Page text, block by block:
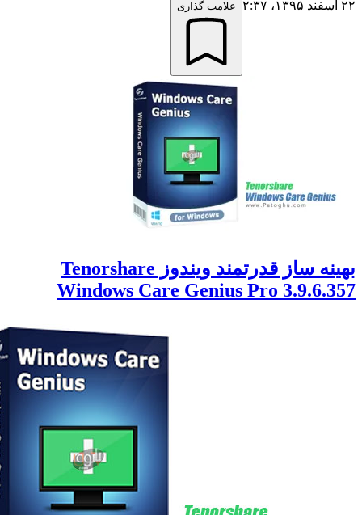
علامت گذاری
بهینه ساز قدرتمند ویندوز Tenorshare
Windows Care Genius Pro